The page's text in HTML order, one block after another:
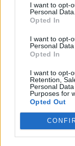
I want to opt-
Personal Data.
Opted In
I want to opt-
Personal
Opted In
I want to opt-
Retention,
Personal
Purposes for
Opted Out
Ταινίες Πρώτες